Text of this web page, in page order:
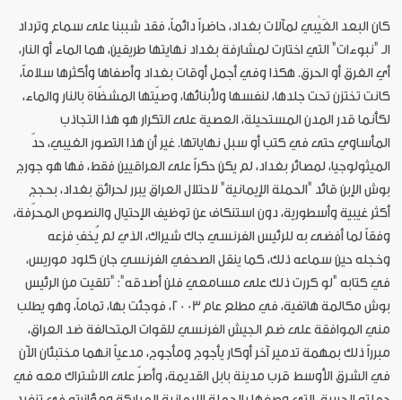
كان البعد الغَيْبي لمآلات بغداد، حاضراً دائماً، فقد شببنا على سماع وترداد
الـ "نبوءات" التي اختارت لمشارفة بغداد نهايتها طريقين، هما الماء أو النار،
أي الغرق أو الحرق. هكذا وفي أجمل أوقات بغداد وأصفاها وأكثرها سلاماً،
كانت تختزن تحت جلدها، لنفسها ولأبنائها، وصيّتها المشظّاة بالنار والماء،
لكأنما قدر المدن المستحيلة، العصية على التكرار هو هذا التجاذب
المأساوي حتى في كتب أو سبل نهاياتها. غير أن هذا التصور الغيبي، حدّ
الميثولوجيا، لمصائر بغداد، لم يكن حكراً على العراقيين فقط، فها هو جورج
بوش الإبن قائد "الحملة الإيمانية" لاحتلال العراق يبرر لحرائق بغداد، بحجج
أكثر غيبية وأسطورية، دون استنكاف عن توظيف الإحتيال والنصوص المحرّفة،
وفقاً لما أفضى به للرئيس الفرنسي جاك شيراك، الذي لم يُخفِ فزعه
وخجله حين سماعه ذلك، كما ينقل الصحفي الفرنسي جان كلود موريس،
في كتابه "لو كررت ذلك على مسامعي فلن أصدقه": "تلقيت من الرئيس
بوش مكالمة هاتفية، في مطلع عام 2003، فوجئت بها، تماماً، وهو يطلب
مني الموافقة على ضم الجيش الفرنسي للقوات المتحالفة ضد العراق،
مبرراً ذلك بمهمة تدمير آخر أوكار يأجوج ومأجوج، مدعياً انهما مختبئان الآن
في الشرق الأوسط قرب مدينة بابل القديمة، وأصرّ على الاشتراك معه في